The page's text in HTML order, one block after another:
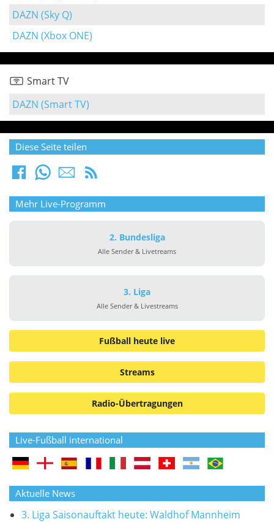
DAZN (Sky Q)
DAZN (Xbox ONE)
Smart TV
DAZN (Smart TV)
Diese Seite teilen
Mehr Live-Programm
2. Bundesliga
Alle Sender & Livetreams
3. Liga
Alle Sender & Livestreams
Fußball heute live
Streams
Radio-Übertragungen
Live-Fußball international
Aktuelle News
3. Liga Saisonauftakt heute: Waldhof Mannheim